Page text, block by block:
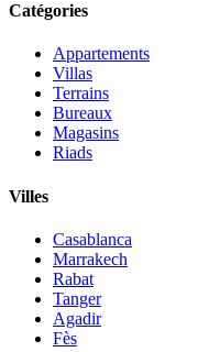
Catégories
Appartements
Villas
Terrains
Bureaux
Magasins
Riads
Villes
Casablanca
Marrakech
Rabat
Tanger
Agadir
Fès